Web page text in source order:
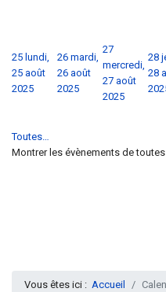
25 lundi,
25 août
2025
26 mardi,
26 août
2025
27
mercredi,
27 août
2025
28
28
Toutes…
Montrer les évènements de
Vous êtes ici : Accueil